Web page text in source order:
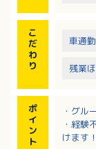
こ
だ
わ
り
車通
残業
ポ
イ
ン
ト
・グル
・経験
けます！